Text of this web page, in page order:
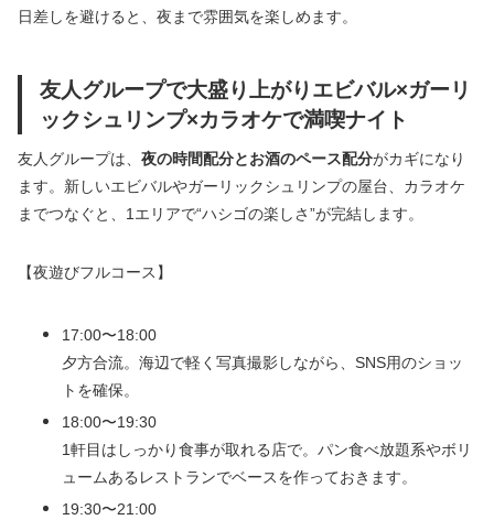
日差しを避けると、夜まで雰囲気を楽しめます。
友人グループで大盛り上がりエビバル×ガーリ
ックシュリンプ×カラオケで満喫ナイト
友人グループは、 夜の時間配分とお酒のペース配分がカギになり
ます。新しいエビバルやガーリックシュリンプの屋台、カラオケ
までつなぐと、1エリアで“ハシゴの楽しさ”が完結します。
【夜遊びフルコース】
17:00〜18:00
夕方合流。海辺で軽く写真撮影しながら、SNS用のショッ
トを確保。
18:00〜19:30
1軒目はしっかり食事が取れる店で。パン食べ放題系やボリ
ュームあるレストランでベースを作っておきます。
19:30〜21:00